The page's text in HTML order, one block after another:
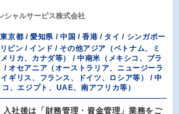
シャルサービス株式会社
東京都 / 愛知県 / 中国 / 香港 / タイ / シンガポー
ピン / インド / その他アジア（ベトナム、ミ
リカ、カナダ等） / 中南米（メキシコ、ブラ
/ オセアニア（オーストラリア、ニュージーラ
ギリス、フランス、ドイツ、ロシア等） / 中
、エジプト、UAE、南アフリカ等）
入社後は「財務管理・資金管理」業務をご